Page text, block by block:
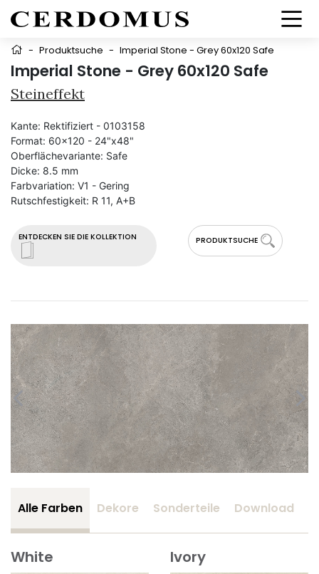
- Produktsuche - Imperial Stone - Grey 60x120 Safe
Imperial Stone - Grey 60x120 Safe
Steineffekt
ENTDECKEN SIE DIE KOLLEKTION PRODUKTSUCHE
Kante: Rektifiziert - 0103158
Format: 60x120 - 24"x48"
Oberflächevariante: Safe
Dicke: 8.5 mm
Farbvariation: V1 - Gering
Rutschfestigkeit: R 11, A+B
Alle Farben Dekore Sonderteile Download
White Ivory